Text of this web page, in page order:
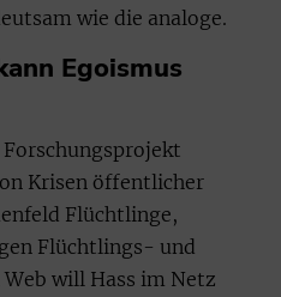
wie die analoge.
Egoismus
Krisen öffentlicher
Flüchtlinge,
Flüchtlings- und
will Hass im Netz